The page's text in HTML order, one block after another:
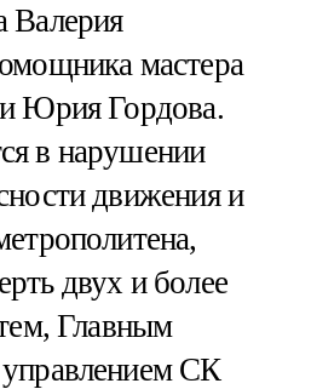
Валерия
мастера
Юрия Гордова.
в нарушении
движения и
двух и более
Главным
СК